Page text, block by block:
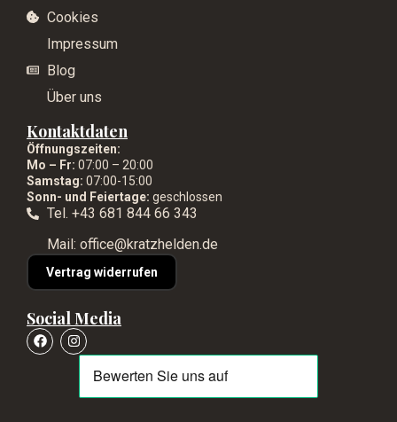
Cookies
Impressum
Blog
Über uns
Kontaktdaten
Öffnungszeiten:
Mo – Fr: 07:00 – 20:00
Samstag: 07:00-15:00
Sonn- und Feiertage: geschlossen
Tel. +43 681 844 66 343
Mail: office@kratzhelden.de
Vertrag widerrufen
Social Media